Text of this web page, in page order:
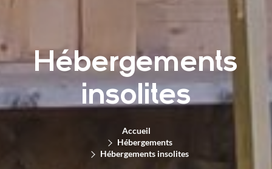
Hébergements
insolites
Accueil
Hébergements
Hébergements insolites